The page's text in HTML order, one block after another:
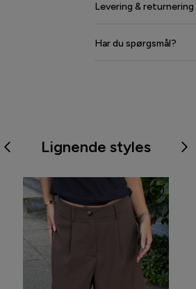
Levering & returnering
Har du spørgsmål?
Lignende styles